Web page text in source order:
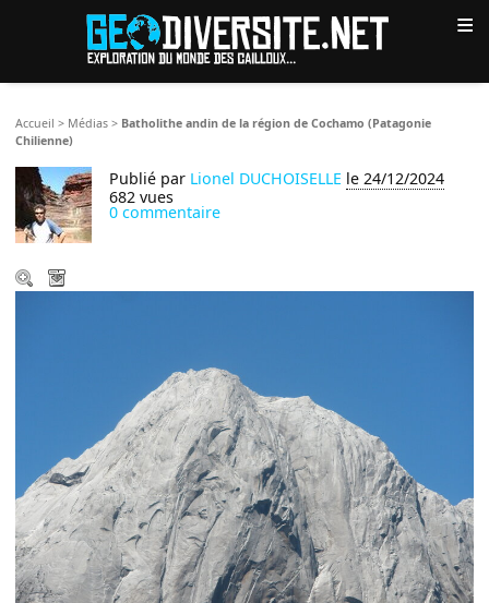
≡
Accueil > Médias > Batholithe andin de la région de Cochamo (Patagonie
Chilienne)
Publié par Lionel DUCHOISELLE le 24/12/2024
682 vues
0 commentaire